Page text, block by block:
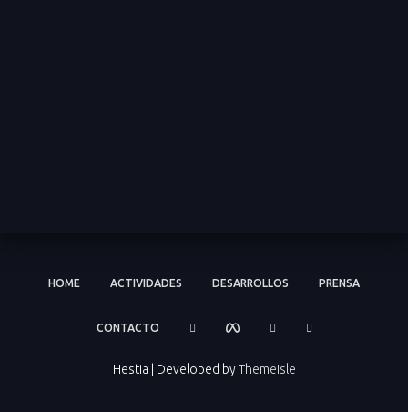
HOME ACTIVIDADES DESARROLLOS PRENSA
CONTACTO
Hestia | Developed byThemeIsle